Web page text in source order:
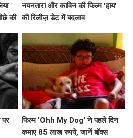
की
नयनतारा और काविन की फिल्म 'हाय'
की रिलीज़ डेट में बदलाव
फिल्म 'Ohh My Dog' ने पहले दिन
कमाए 85 लाख रुपये, जानें बॉक्स